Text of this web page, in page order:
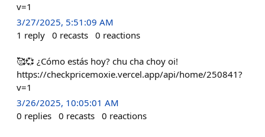
v=1
3/27/2025, 5:51:09 AM
1 reply 0 recasts 0 reactions
🥰💞 ¿Cómo estás hoy? chu cha choy oi!
https://checkpricemoxie.vercel.app/api/home/250841?
v=1
3/26/2025, 10:05:01 AM
0 replies 0 recasts 0 reactions